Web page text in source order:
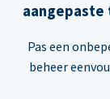
Pas een
beheer